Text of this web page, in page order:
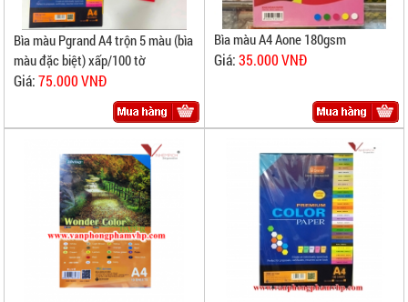
Bìa màu Pgrand A4 trộn 5 màu (bìa
màu đặc biệt) xấp/100 tờ
Giá:75.000 VNĐ
Bìa màu A4 Aone 180gsm
Giá:35.000 VNĐ